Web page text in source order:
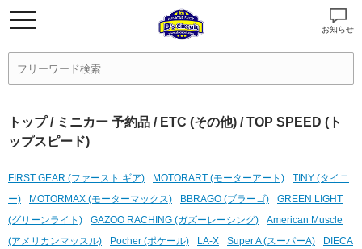
お知らせ
トップ/ ミニカー 予約品 / ETC (その他) / TOP SPEED (ト
ップスピード)
FIRST GEAR (ファースト ギア) MOTORART (モーターアート)
TINY (タイニ
ー)
MOTORMAX (モーターマックス) BBRAGO (ブラーゴ)
GREEN LIGHT
(グリーンライト)
GAZOO RACHING (ガズーレーシング)
American Muscle
(アメリカンマッスル)
Pocher (ポケール) LA-X Super A (スーパーA)
DIECA